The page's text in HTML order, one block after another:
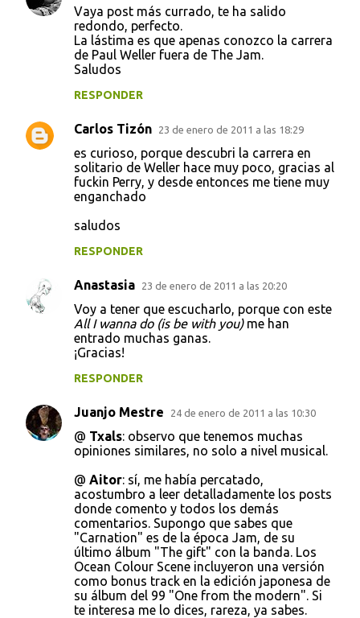
Vaya post más currado, te ha salido
redondo, perfecto.
La lástima es que apenas conozco la carrera
de Paul Weller fuera de The Jam.
Saludos
RESPONDER
Carlos Tizón 23 de enero de 2011 a las 18:29
es curioso, porque descubri la carrera en
solitario de Weller hace muy poco, gracias al
fuckin Perry, y desde entonces me tiene muy
enganchado
saludos
RESPONDER
Anastasia 23 de enero de 2011 a las 20:20
Voy a tener que escucharlo, porque con este
All I wanna do (is be with you)me han
entrado muchas ganas.
¡Gracias!
RESPONDER
Juanjo Mestre 24 de enero de 2011 a las 10:30
@ Txals: observo que tenemos muchas
opiniones similares, no solo a nivel musical.
@ Aitor: sí, me había percatado,
acostumbro a leer detalladamente los posts
donde comento y todos los demás
comentarios. Supongo que sabes que
"Carnation" es de la época Jam, de su
último álbum "The gift" con la banda. Los
Ocean Colour Scene incluyeron una versión
como bonus track en la edición japonesa de
su álbum del 99 "One from the modern". Si
te interesa me lo dices, rareza, ya sabes.